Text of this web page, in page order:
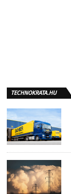
TECHNOKRATA.HU